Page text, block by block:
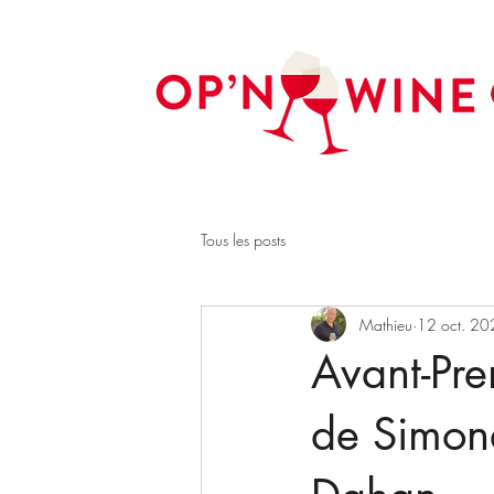
Tous les posts
Avant-
de
Mathieu 12 oct.